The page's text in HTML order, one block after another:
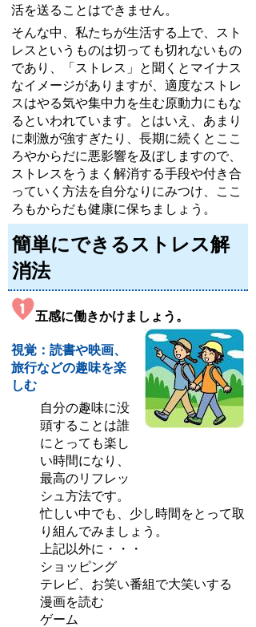
活を送ることはできません。
そんな中、私たちが生活する上で、スト
レスというものは切っても切れないもの
であり、「ストレス」と聞くとマイナス
なイメージがありますが、適度なストレ
スはやる気や集中力を生む原動力にもな
るといわれています。とはいえ、あまり
に刺激が強すぎたり、長期に続くとここ
ろやからだに悪影響を及ぼしますので、
ストレスをうまく解消する手段や付き合
っていく方法を自分なりにみつけ、ここ
ろもからだも健康に保ちましょう。
簡単にできるストレス解
消法
五感に働きかけましょう。
視覚：読書や映画、
旅行などの趣味を楽
しむ
自分の趣味に没
頭することは誰
にとっても楽し
い時間になり、
最高のリフレッ
シュ方法です。
忙しい中でも、少し時間をとって取
り組んでみましょう。
上記以外に・・・
ショッピング
テレビ、お笑い番組で大笑いする
漫画を読む
ゲーム